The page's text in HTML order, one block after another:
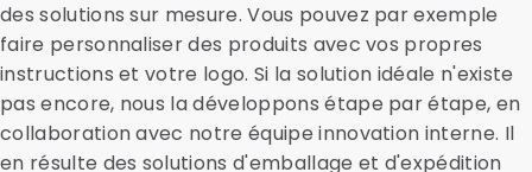
des solutions sur mesure. Vous pouvez par exemple
faire personnaliser des produits avec vos propres
instructions et votre logo. Si la solution idéale n'existe
pas encore, nous la développons étape par étape, en
collaboration avec notre équipe innovation interne. Il
en résulte des solutions d'emballage et d'expédition